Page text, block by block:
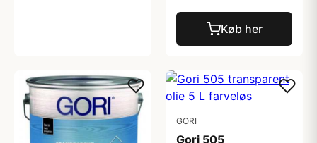
Køb her
GORI
Gori 505